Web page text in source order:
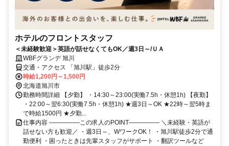
ホテルのフロントスタッフ
＜未経験歓迎＞英語が話せなくてもOK／週3日～/ＵＡ
WBFグランデ 旭川
交通・アクセス 「旭川駅」徒歩2分
時給1,200円～1,500円
北海道旭川市
勤務時間詳細 【夕勤】 ・14:30～23:00(実働7.5h・休憩1h) 【夜勤】
・22:00～翌6:30(実働7.5h・休憩1h) ★週3日～OK ★22時～翌5時ま
で時給1500円 ★夕勤...
仕事内容 ―――――この求人のPOINT――――― ＼未経験・英語が
話せない方も歓迎／ ・週3日～、WワークOK！ ・旭川駅徒歩2分で通
勤便利 ・困ったときは先輩スタッフがサポート ・翻訳ツールなど